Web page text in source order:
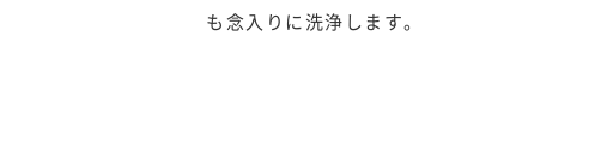
も念入りに洗浄します。